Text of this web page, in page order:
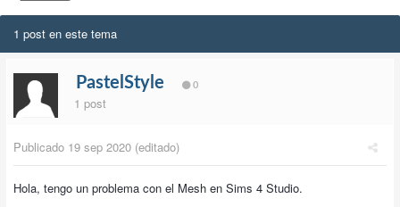
1 post en este tema
PastelStyle 0
1 post
Publicado 19 sep 2020 (editado)
Hola, tengo un problema con el Mesh en Sims 4 Studio.